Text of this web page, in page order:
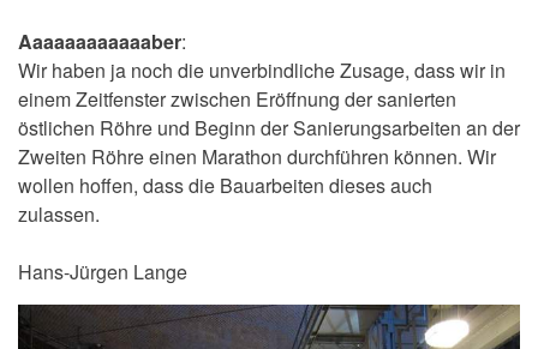
Aaaaaaaaaaaaber:
Wir haben ja noch die unverbindliche Zusage, dass wir in
einem Zeitfenster zwischen Eröffnung der sanierten
östlichen Röhre und Beginn der Sanierungsarbeiten an der
Zweiten Röhre einen Marathon durchführen können. Wir
wollen hoffen, dass die Bauarbeiten dieses auch
zulassen.
Hans-Jürgen Lange